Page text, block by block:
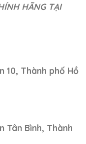
HÃNG TẠI
10, Thành phố Hồ
Tân Bình, Thành